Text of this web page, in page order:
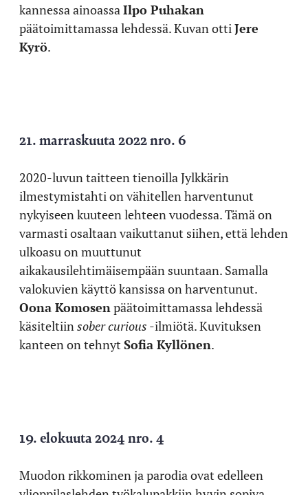
kannessa ainoassaIlpo Puhakan
päätoimittamassa lehdessä. Kuvan ottiJere
Kyrö.
21. marraskuuta 2022 nro. 6
2020-luvun taitteen tienoilla Jylkkärin
ilmestymistahti on vähitellen harventunut
nykyiseen kuuteen lehteen vuodessa. Tämä on
varmasti osaltaan vaikuttanut siihen, että lehden
ulkoasu on muuttunut
aikakausilehtimäisempään suuntaan. Samalla
valokuvien käyttö kansissa on harventunut.
Oona Komosenpäätoimittamassa lehdessä
käsiteltiinsober curious -ilmiötä. Kuvituksen
kanteen on tehnyt Sofia Kyllönen.
19. elokuuta 2024 nro. 4
Muodon rikkominen ja parodia ovat edelleen